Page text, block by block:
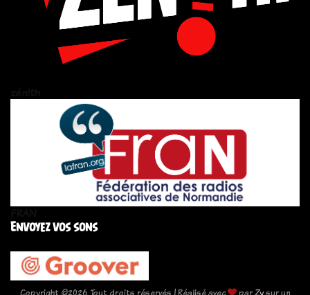
Envoyez vos sons
Copyright ©2026 Tout droits réservés | Réalisé avec parZysur un